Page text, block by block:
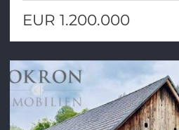
EUR 1.200.000